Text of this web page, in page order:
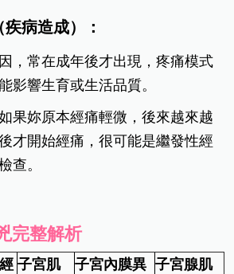
病造成）：
，常在成年後才出現，疼痛模式
影響生育或生活品質。
果妳原本經痛輕微，後來越來越
才開始經痛，很可能是繼發性經
查。
完整解析
子宮肌
子宮內膜異 子宮腺肌